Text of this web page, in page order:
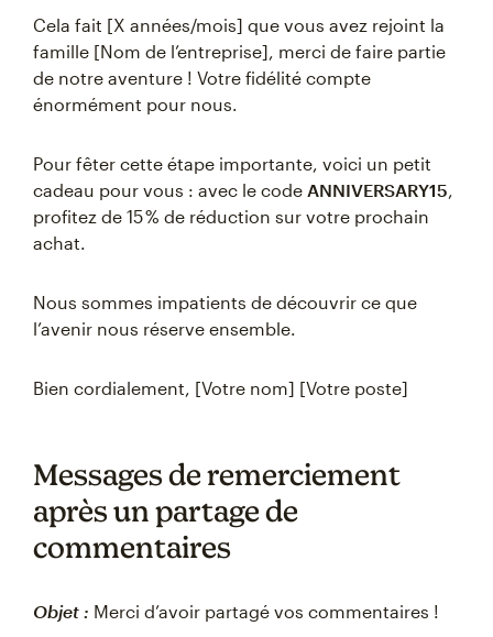
Cela fait [X années/mois] que vous avez rejoint la
famille [Nom de l’entreprise], merci de faire partie
de notre aventure ! Votre fidélité compte
énormément pour nous.
Pour fêter cette étape importante, voici un petit
cadeau pour vous : avec le code ANNIVERSARY15,
profitez de 15 % de réduction sur votre prochain
achat.
Nous sommes impatients de découvrir ce que
l’avenir nous réserve ensemble.
Bien cordialement, [Votre nom] [Votre poste]
Messages de remerciement
après un partage de
commentaires
Objet : Merci d’avoir partagé vos commentaires !